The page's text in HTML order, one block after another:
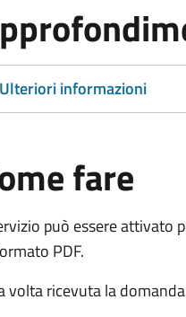
Ulteriori informazioni
fare
può essere attivato
PDF.
volta ricevuta la